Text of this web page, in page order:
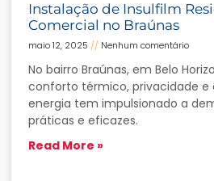
Instalação de Insulfilm
Comercial no Braúnas
maio 12, 2025 Nenhum comentário
No bairro Braúnas, em Belo
conforto térmico, privacidade e
energia tem impulsionado a
práticas e eficazes.
Read More »